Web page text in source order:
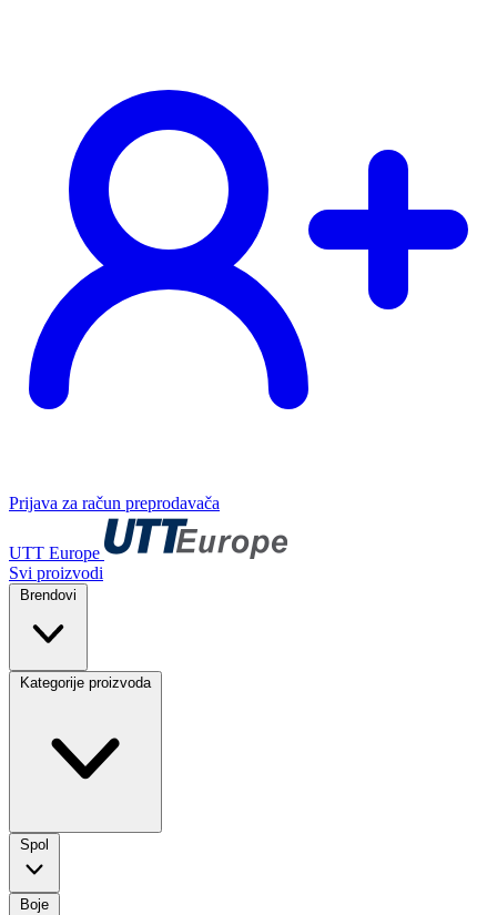
Prijava za račun preprodavača
UTT Europe
Svi proizvodi
Brendovi
Kategorije proizvoda
Spol
Boje